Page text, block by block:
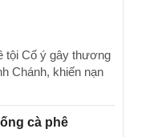
tội Cố ý gây thương
Chánh, khiến nạn
cà phê